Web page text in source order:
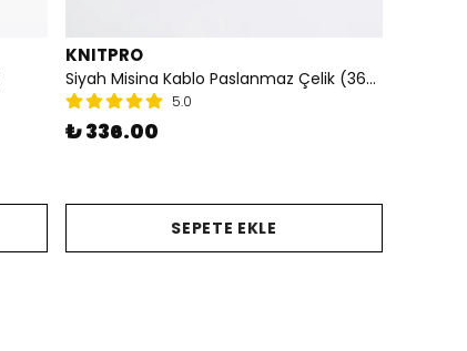
KNITPRO
Siyah Misina Kablo Paslanmaz Çelik (360° Dönen)
5.0
₺ 336.00
SEPETE EKLE